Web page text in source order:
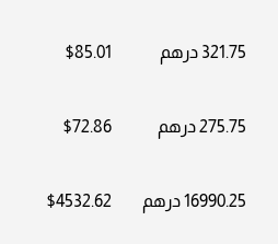
321.75 درهم $85.01
275.75 درهم $72.86
16990.25 درهم $4532.62